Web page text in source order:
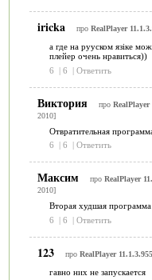
iricka про RealPlayer
а где на рууском язіке
плейер очень нравиться))
6
| 6 | Ответить
Виктория про
2010]
Отвратительная
6
| 6 | Ответить
Максим про RealPlayer
2010]
Вторая худшая
6
| 6 | Ответить
123 про RealPlayer
гавно них не запускается